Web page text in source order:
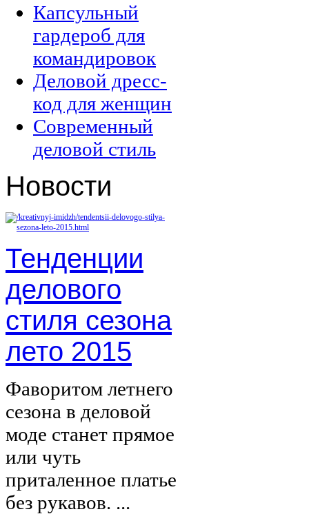
Капсульный
гардероб для
командировок
Деловой дресс-
код для женщин
Современный
деловой стиль
Новости
Тенденции
делового
стиля сезона
лето 2015
Фаворитом летнего
сезона в деловой
моде станет прямое
или чуть
приталенное платье
без рукавов. ...